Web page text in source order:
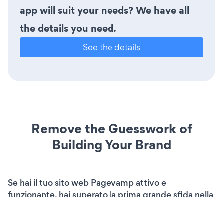
app will suit your needs? We have all
the details you need.
See the details
Remove the Guesswork of
Building Your Brand
Se hai il tuo sito web Pagevamp attivo e
funzionante, hai superato la prima grande sfida nella